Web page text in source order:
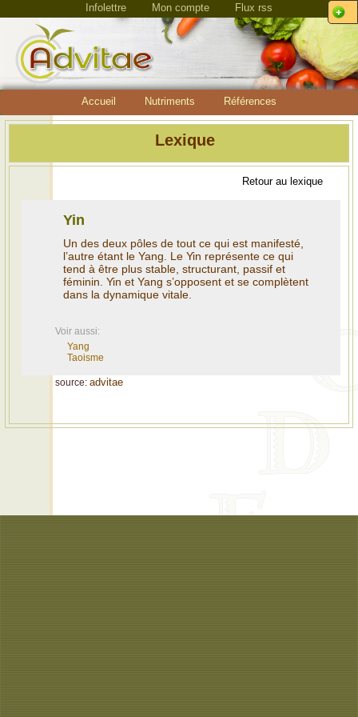
Infolettre Mon compte Flux rss
Accueil Nutriments Références
Lexique
Retour au lexique
Yin
Un des deux pôles de tout ce qui est manifesté,
l’autre étant le Yang. Le Yin représente ce qui
tend à être plus stable, structurant, passif et
féminin. Yin et Yang s’opposent et se complètent
dans la dynamique vitale.
Voir aussi:
Yang
Taoisme
source: advitae